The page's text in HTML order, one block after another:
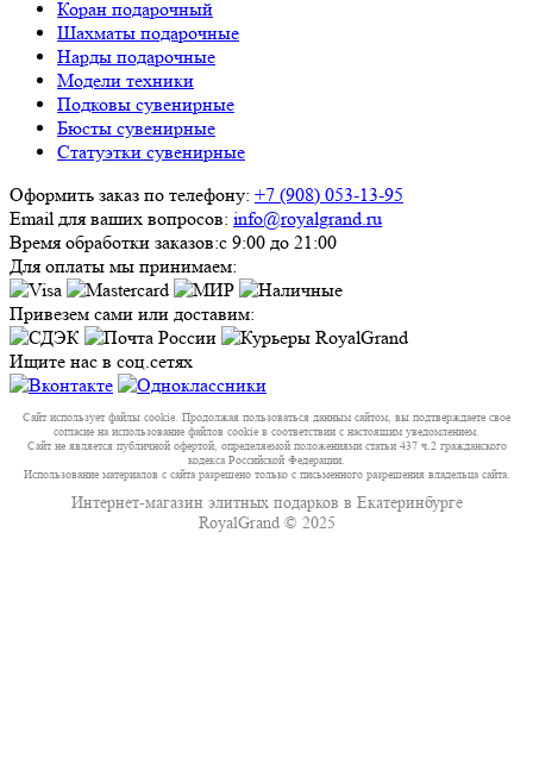
Коран подарочный
Шахматы подарочные
Нарды подарочные
Модели техники
Подковы сувенирные
Бюсты сувенирные
Статуэтки сувенирные
Оформить заказ по телефону: +7 (908) 053-13-95
Email для ваших вопросов: info@royalgrand.ru
Время обработки заказов:с 9:00 до 21:00
Для оплаты мы принимаем:
Привезем сами или доставим:
Ищите нас в соц.сетях
Сайт использует файлы cookie. Продолжая пользоваться данным сайтом, вы подтверждаете свое
согласие на использование файлов cookie в соответствии с настоящим уведомлением.
Сайт не является публичной офертой, определяемой положениями статьи 437 ч.2 гражданского
кодекса Российской Федерации.
Использование материалов с сайта разрешено только с письменного разрешения владельца сайта.
Интернет-магазин элитных подарков в Екатеринбурге
RoyalGrand © 2025